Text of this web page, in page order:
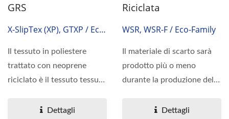
GRS
X-SlipTex (XP), GTXP / Eco-
Il tessuto in poliestere
trattato con neoprene
riciclato è il tessuto tessuto
Dettagli
Riciclata
WSR, WSR-F / Eco-Family
Il materiale di scarto sarà
prodotto più o meno
durante la produzione del
Dettagli